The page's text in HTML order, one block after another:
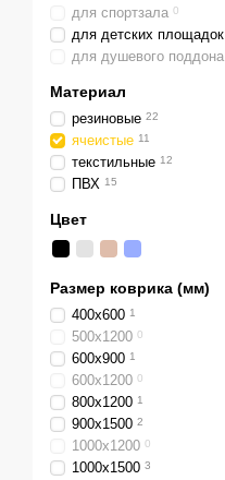
для спортзала 0
для детских площадок
для душевого поддона
Материал
резиновые 22
ячеистые 11
текстильные 12
ПВХ 15
Цвет
Размер коврика (мм)
400х600 1
500х1200 0
600х900 1
600х1200 0
800х1200 1
900х1500 2
1000х1200 0
1000х1500 3